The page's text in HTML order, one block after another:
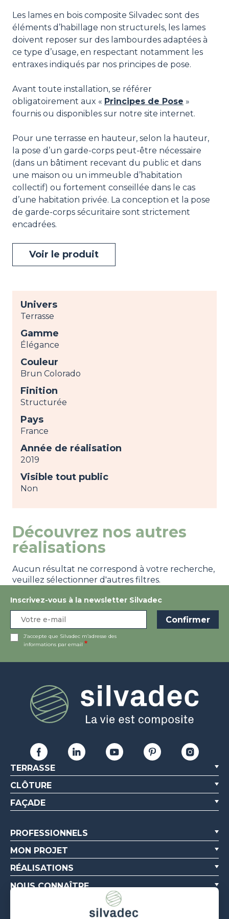
Les lames en bois composite Silvadec sont des
éléments d’habillage non structurels, les lames
doivent reposer sur des lambourdes adaptées à
ce type d’usage, en respectant notamment les
entraxes indiqués par nos principes de pose.
Avant toute installation, se référer
obligatoirement aux « Principes de Pose »
fournis ou disponibles sur notre site internet.
Pour une terrasse en hauteur, selon la hauteur,
la pose d’un garde-corps peut-être nécessaire
(dans un bâtiment recevant du public et dans
une maison ou un immeuble d’habitation
collectif) ou fortement conseillée dans le cas
d’une habitation privée. La conception et la pose
de garde-corps sécuritaire sont strictement
encadrées.
Voir le produit
Univers
Terrasse
Gamme
Élégance
Couleur
Brun Colorado
Finition
Structurée
Pays
France
Année de réalisation
2019
Visible tout public
Non
Découvrez nos autres
réalisations
Aucun résultat ne correspond à votre recherche,
veuillez sélectionner d'autres filtres.
Inscrivez-vous à la newsletter Silvadec
J’accepte que Silvadec m’adresse des
informations par email
TERRASSE
CLÔTURE
FAÇADE
PROFESSIONNELS
MON PROJET
RÉALISATIONS
NOUS CONNAÎTRE